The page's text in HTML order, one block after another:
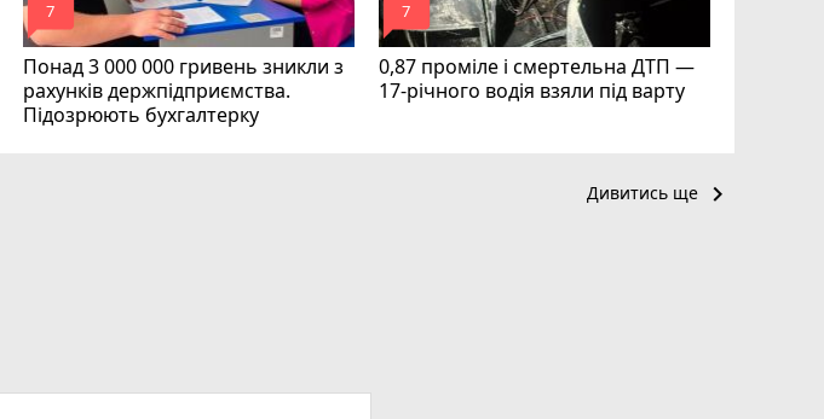
Понад 3 000 000 гривень зникли з
рахунків держпідприємства.
Підозрюють бухгалтерку
mode_comment
7
0,87 проміле і смертельна ДТП —
17-річного водія взяли під варту
mode_comment
7
Дивитись ще keyboard_arrow_right